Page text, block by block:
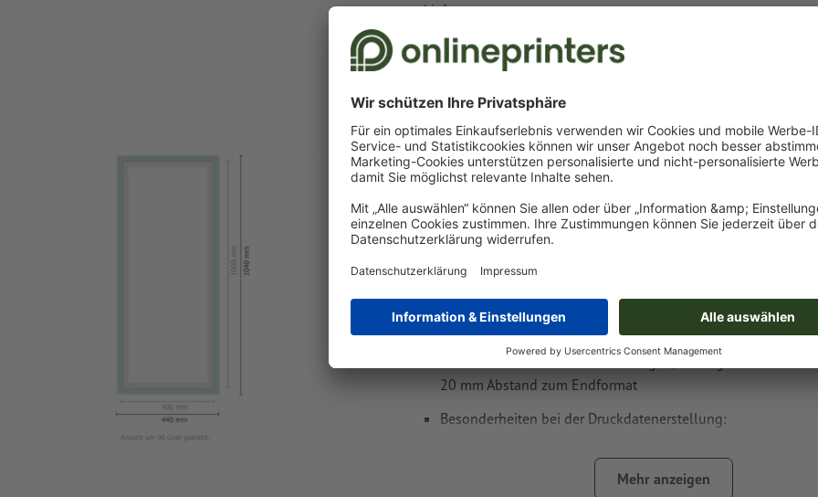
netto
€ 328,50 € 390,92
Lieferung ca.:
Gewicht: ca.3,05 kg
Druckdatenhinweise POLYCLEAN
Sports aus recyceltem PET, 100 x 40 cm
Datenformat (inkl. 20 mm Beschnitt): 104 x 44 cm
Endformat: 100 x 40 cm
umlaufend 20 mmBeschnitt anlegen, wichtige
20 mm Abstand zum Endformat
umlaufend 20 mm
anlegen, wichtige
20 mm Abstand zum Endformat
Besonderheiten bei der Druckdatenerstellung:
müssen vollständig eingebettet oder in Kurven
Mehr anzeigen